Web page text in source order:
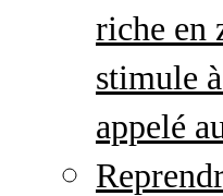
riche en
stimule
appelé